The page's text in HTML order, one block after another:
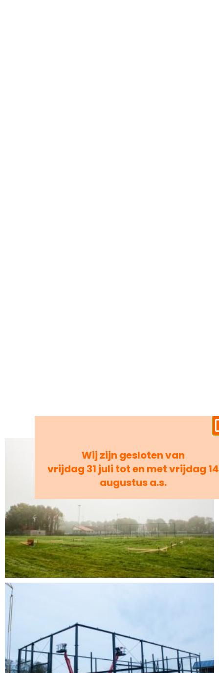
Wij zijn gesloten van
vrijdag 31 juli tot en met vrijdag 14
augustus a.s.